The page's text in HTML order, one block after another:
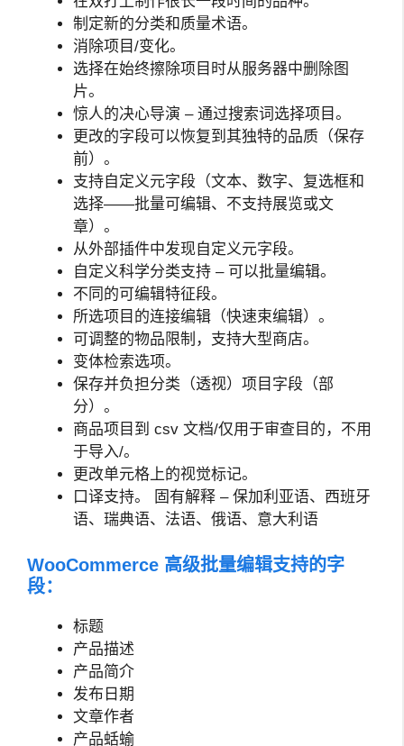
制定新的分类和质量术语。
消除项目/变化。
选择在始终擦除项目时从服务器中删除图
片。
惊人的决心导演 – 通过搜索词选择项目。
更改的字段可以恢复到其独特的品质（保存
前）。
支持自定义元字段（文本、数字、复选框和
选择——批量可编辑、不支持展览或文
章）。
从外部插件中发现自定义元字段。
自定义科学分类支持 – 可以批量编辑。
不同的可编辑特征段。
所选项目的连接编辑（快速束编辑）。
可调整的物品限制，支持大型商店。
变体检索选项。
保存并负担分类（透视）项目字段（部
分）。
商品项目到 csv 文档/仅用于审查目的，不用
于导入/。
更改单元格上的视觉标记。
口译支持。 固有解释 – 保加利亚语、西班牙
语、瑞典语、法语、俄语、意大利语
WooCommerce 高级批量编辑支持的字
段：
标题
产品描述
产品简介
发布日期
文章作者
产品蛞蝓